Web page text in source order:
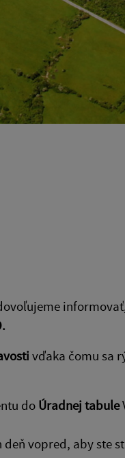
vďaka čomu sa
do Úradnej tabule
deň vopred, aby ste